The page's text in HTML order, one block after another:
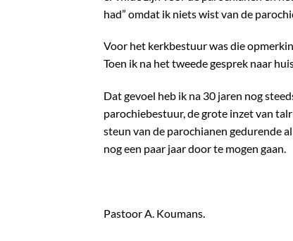
had” omdat ik niets wist van de
Voor het kerkbestuur was die
Toen ik na het tweede gesprek naar
Dat gevoel heb ik na 30 jaren nog
parochiebestuur, de grote inzet van
steun van de parochianen gedurende
nog een paar jaar door te mogen gaan.
Pastoor A. Koumans.